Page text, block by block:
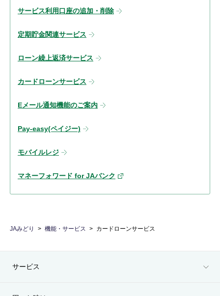
サービス利用口座の追加・削除
定期貯金関連サービス
ローン繰上返済サービス
カードローンサービス
Eメール通知機能のご案内
Pay-easy(ペイジー)
モバイルレジ
マネーフォワード for JAバンク
JAみどり 機能・サービス カードローンサービス
サービス